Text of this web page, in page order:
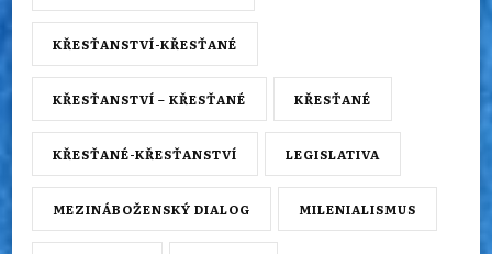
KŘESŤANSTVÍ-KŘESŤANÉ
KŘESŤANSTVÍ – KŘESŤANÉ KŘESŤANÉ
KŘESŤANÉ-KŘESŤANSTVÍ LEGISLATIVA
MEZINÁBOŽENSKÝ DIALOG MILENIALISMUS